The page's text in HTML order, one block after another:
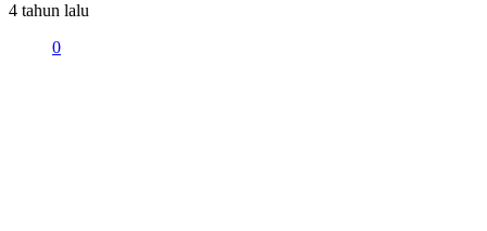
4 tahun lalu
0